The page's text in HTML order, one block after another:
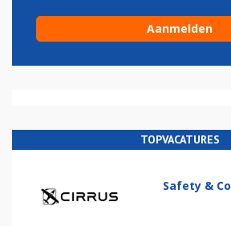
TOPVACATURES
Safety &